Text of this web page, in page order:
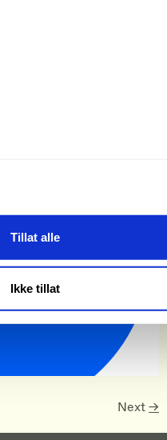
Tillat alle
Ikke tillat
Next →